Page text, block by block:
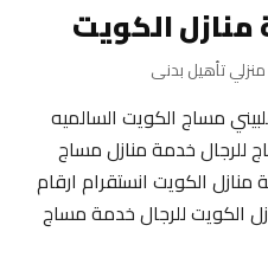
الكويت
تأهيل بدنى
24 ساعة فلبيني مساج الكويت السالميه
٢٤ ساعة مساج للرجال خدمة منازل مساج
الكويت انستقرام ارقام
الكويت للرجال خدمة مساج